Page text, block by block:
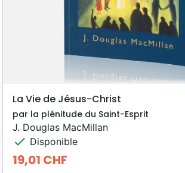
La Vie de Jésus-Christ
par la plénitude du Saint-Esprit
J. Douglas MacMillan
check Disponible
Prix
19,01 CHF